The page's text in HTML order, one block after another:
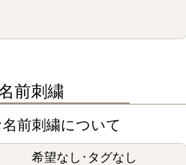
前刺繍
名前刺繍について
希望なし･タグなし